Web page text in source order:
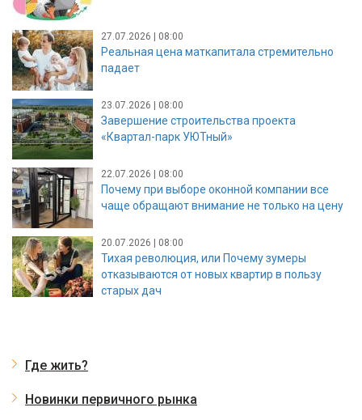
27.07.2026 | 08:00
Реальная цена маткапитала стремительно
падает
23.07.2026 | 08:00
Завершение строительства проекта
«Квартал-парк УЮТный»
22.07.2026 | 08:00
Почему при выборе оконной компании все
чаще обращают внимание не только на цену
20.07.2026 | 08:00
Тихая революция, или Почему зумеры
отказываются от новых квартир в пользу
старых дач
Где жить?
Новинки первичного рынка